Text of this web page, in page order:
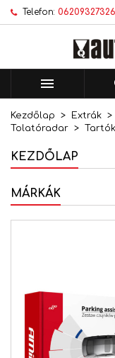
Telefon: 06209327326

Kezdőlap Extrák
Tolatóradar
KEZDŐLAP
MÁRKÁK
Új lista
Kívánságlista
történő